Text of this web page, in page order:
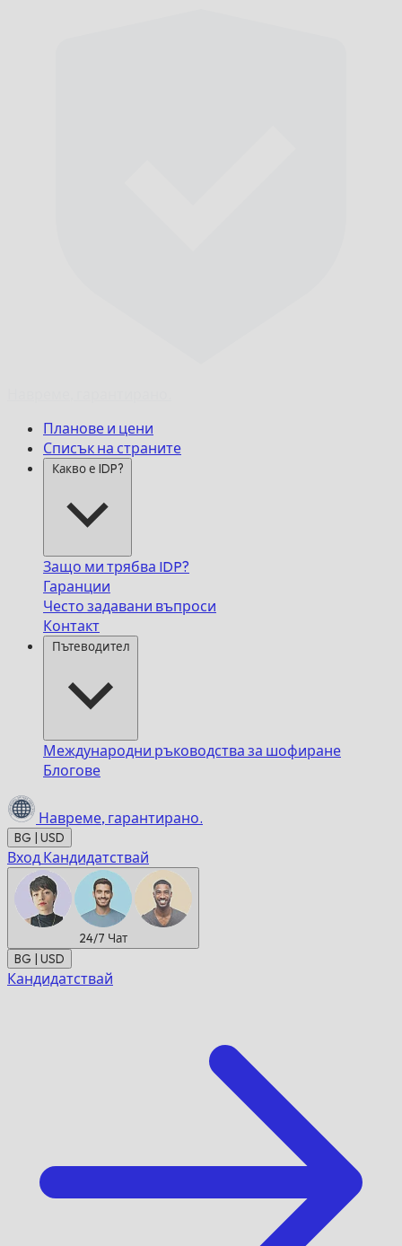
Планове и цени
Списък на страните
Какво е IDP?
Защо ми трябва IDP?
Гаранции
Често задавани въпроси
Контакт
Пътеводител
Международни ръководства за шофиране
Блогове
Навреме, гарантирано.
BG | USD
Вход Кандидатствай
24/7 Чат
BG | USD
Кандидатствай